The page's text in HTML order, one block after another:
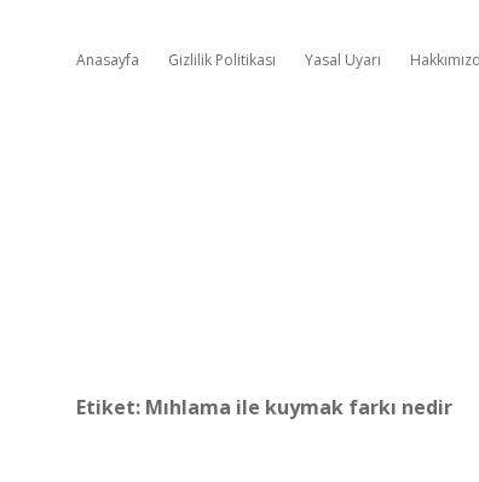
Anasayfa Gizlilik Politikası Yasal Uyarı
Etiket: Mıhlama ile kuymak farkı nedir